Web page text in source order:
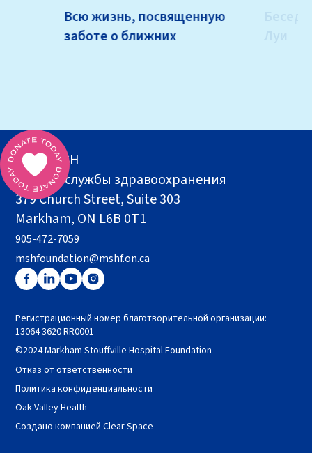
Всю жизнь, посвященную
заботе о ближних
Фонд MSH
Здание службы здравоохранения
379 Church Street, Suite 303
Markham, ON L6B 0T1
905-472-7059
mshfoundation@mshf.on.ca
Регистрационный номер благотворительной организации:
13064 3620 RR0001
©2024 Markham Stouffville Hospital Foundation
Отказ от ответственности
Политика конфиденциальности
Oak Valley Health
Создано компанией Clear Space